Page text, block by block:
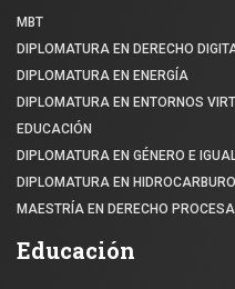
MBT
DIPLOMATURA EN DERECHO
DIPLOMATURA EN ENERGÍA
DIPLOMATURA EN ENTORNOS
EDUCACIÓN
DIPLOMATURA EN GÉNERO E
DIPLOMATURA EN
MAESTRÍA EN DERECHO
Educación